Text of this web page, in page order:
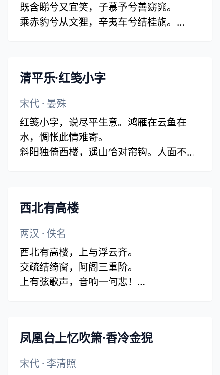
既含睇兮又宜笑，子慕予兮善窈窕。
乘赤豹兮从文狸，辛夷车兮结桂旗。
杳冥冥兮羌昼晦，东风飘兮神灵雨。
留灵修兮憺忘归，岁既晏兮孰华予。
采三秀兮於山间，石磊磊兮葛蔓蔓。
怨公子兮怅忘归，君思我兮不得闲。
山中人兮芳杜若，饮石泉兮荫松柏，
君思我兮然疑作；
风飒飒兮木萧萧，思公子兮徒离忧。
清平乐·红笺小字
宋代 · 晏殊
红笺小字，说尽平生意。鸿雁在云鱼在
水，惆怅此情难寄。
斜阳独倚西楼，遥山恰对帘钩。人面不知
西北有高楼
两汉 · 佚名
西北有高楼，上与浮云齐。
交疏结绮窗，阿阁三重阶。
上有弦歌声，音响一何悲！
不惜歌者苦，但伤知音稀。
愿为双鸿鹄，奋翅起高飞。(鸿鹄 一作：
鸣鹤)
凤凰台上忆吹箫·香冷金猊
宋代 · 李清照